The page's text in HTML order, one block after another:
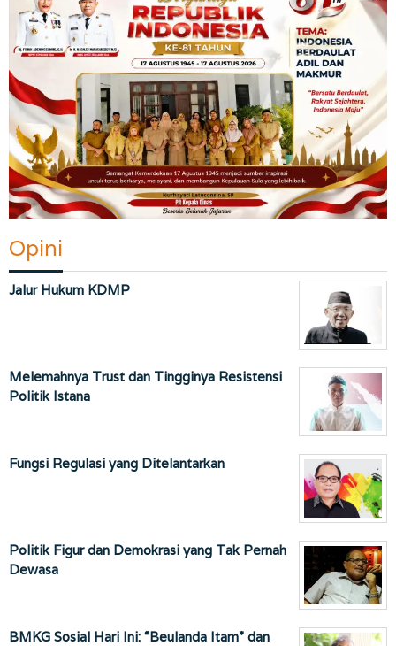
Opini
Jalur Hukum KDMP
Melemahnya Trust dan Tingginya Resistensi
Politik Istana
Fungsi Regulasi yang Ditelantarkan
Politik Figur dan Demokrasi yang Tak Pernah
Dewasa
BMKG Sosial Hari Ini: “Beulanda Itam” dan